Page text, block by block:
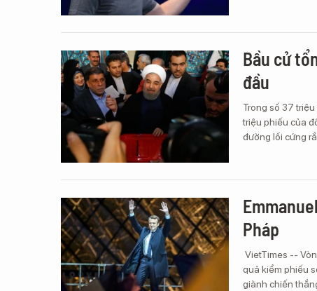
Bầu cử
đầu
Trong số 37
triệu phiếu của
đường lối cứng
Pháp
VietTimes --
quả kiểm phiếu
giành chiến